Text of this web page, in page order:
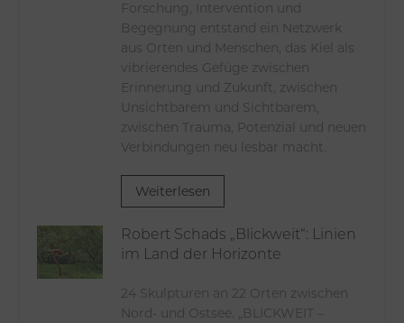
Forschung, Intervention und
Begegnung entstand ein Netzwerk
aus Orten und Menschen, das Kiel als
vibrierendes Gefüge zwischen
Erinnerung und Zukunft, zwischen
Unsichtbarem und Sichtbarem,
zwischen Trauma, Potenzial und neuen
Verbindungen neu lesbar macht.
Weiterlesen
Robert Schads „Blickweit“: Linien
im Land der Horizonte
24 Skulpturen an 22 Orten zwischen
Nord- und Ostsee. „BLICKWEIT –